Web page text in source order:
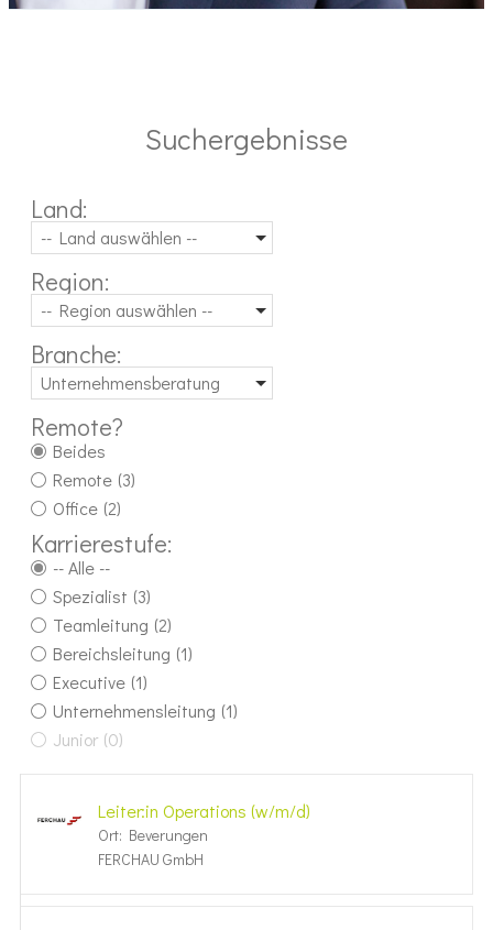
Suchergebnisse
Land:
-- Land auswählen --
Region:
-- Region auswählen --
Branche:
Unternehmensberatung
Remote?
Beides
Remote (3)
Office (2)
Karrierestufe:
-- Alle --
Spezialist (3)
Teamleitung (2)
Bereichsleitung (1)
Executive (1)
Unternehmensleitung (1)
Junior (0)
Leiter:in Opera­tions (w/m/d)
Ort: Beverungen
FERCHAU GmbH